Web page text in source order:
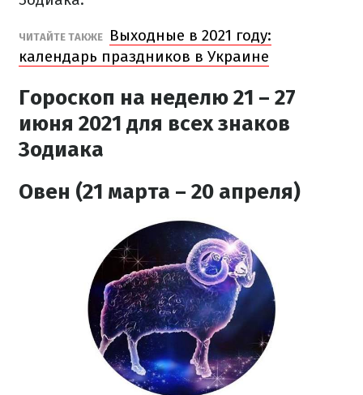
ЧИТАЙТЕ ТАКЖЕ
Выходные в 2021 году:
календарь праздников в Украине
Гороскоп на неделю 21 – 27
июня 2021 для всех знаков
Зодиака
Овен (21 марта – 20 апреля)